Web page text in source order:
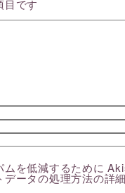
目です
ムを低減するために
データの処理方法の詳